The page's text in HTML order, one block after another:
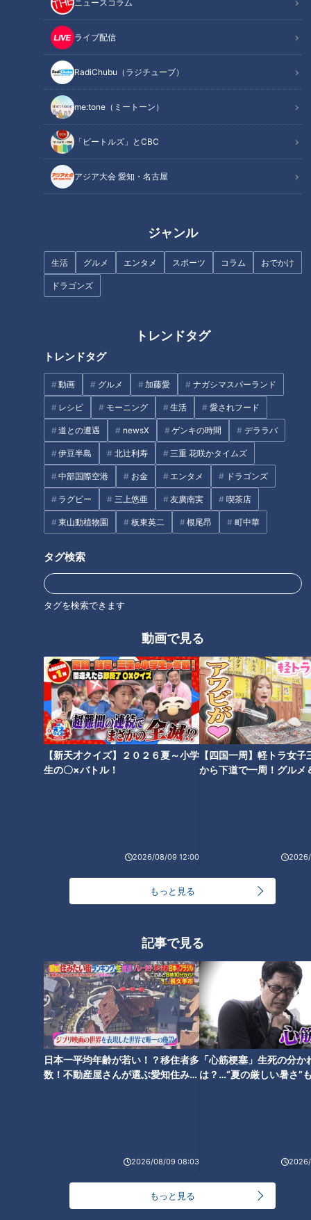
ニュースコラム
ライブ配信
RadiChubu（ラジチューブ）
me:tone（ミートーン）
「ビートルズ」とCBC
アジア大会 愛知・名古屋
ジャンル
生活 グルメ エンタメ スポーツ コラム おでかけ
ドラゴンズ
トレンドタグ
トレンドタグ
動画 グルメ 加藤愛 ナガシマスパーランド
レシピ モーニング 生活 愛されフード
道との遭遇 newsX ゲンキの時間 デララバ
伊豆半島 北辻利寿 三重 花咲かタイムズ
中部国際空港 お金 エンタメ ドラゴンズ
ラグビー 三上悠亜 友廣南実 喫茶店
東山動植物園 板東英二 根尾昂 町中華
タグ検索
タグを検索できます
動画で見る
【新天才クイズ】２０２６夏～小学
生の〇×バトル！
2026/08/09 12:00
【四国一周】軽トラ女子
から下道で一周！グルメ
もっと見る
記事で見る
日本一平均年齢が若い！？移住者多
数！不動産屋さんが選ぶ愛知住みた
2026/08/09 08:03
「心筋梗塞」生死の分か
は？…“夏の厳しい暑さ”
もっと見る
記事に戻る
この記事を見たあなたへのおすすめ
山形名物「玉こんにゃく」と
「銀ガレイ」に感激！グラビア
明石焼きに感激！グラビアアイ
ドル・三田悠貴の軽トラ本州縦
のラーメンとは？【チャント！
『鮎の甘露煮』三重県多気町で
究極の映えラーメン誕生！ハッ
ピーレインボーラーメン！
秋の人気和栗スイーツ！栗感た
っぷりのモンブランに上品な甘
さのソフトクリーム。愛知県安
城市でなりゆきグルメ旅
ボイメンの感動ごはん
あま～い！！豊かな海で美味し
く育った「加太の真鯛」を紹
介。ボイメン田村侑久が和歌山
あま～い！！豊かな海で美味し
く育った「加太の真鯛」を紹
介。ボイメン田村侑久が和歌山
んかけ焼きそば」を紹介。ボイ
ダレともっちり平打ち麺の「登
別閻魔やきそば」を紹介！ボイ
で発掘。
今が旬！しっかりした弾力と濃
厚な甘さ・脂も程よくのった高
級魚「マツカワガレイ」を紹
介！ボイメン吉原雅斗が北海
道・苫小牧市で発掘。